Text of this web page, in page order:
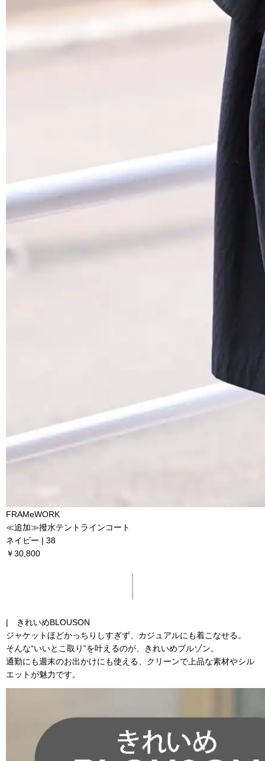
FRAMeWORK
≪追加≫撥水テントラインコート
ネイビー | 38
￥30,800
| きれいめBLOUSON
ジャケットほどかっちりしすぎず、カジュアルにも着こなせる。
そんな“いいとこ取り”を叶えるのが、きれいめブルゾン。
通勤にも週末のお出かけにも使える、クリーンで上品な素材やシル
エットが魅力です。